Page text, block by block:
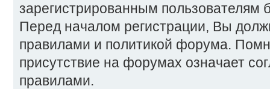
зарегистрированным пользователям
Перед началом регистрации, Вы
правилами и политикой форума.
присутствие на форумах означает
правилами.